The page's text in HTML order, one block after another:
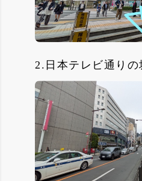
2.日本テレビ通りの